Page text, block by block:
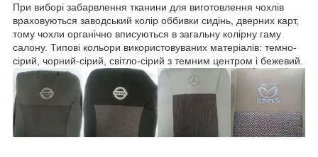
При виборі забарвлення тканини для виготовлення чохлів
враховуються заводський колір оббивки сидінь, дверних карт,
тому чохли органічно вписуються в загальну колірну гаму
салону. Типові кольори використовуваних матеріалів: темно-
сірий, чорний-сірий, світло-сірий з темним центром і бежевий.